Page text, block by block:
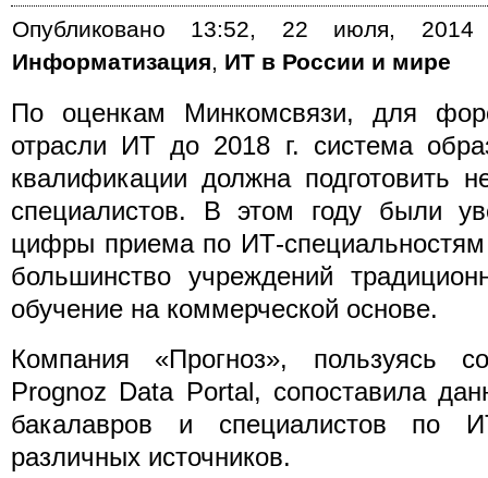
Опубликовано
13:52, 22 июля, 2014
Информатизация, ИТ в России и мире
По оценкам Минкомсвязи, для
отрасли ИТ до 2018 г. система
квалификации должна подготовить
специалистов. В этом году были
цифры приема по ИТ-специальностям
большинство учреждений
обучение на коммерческой основе.
Компания «Прогноз», пользуясь
Prognoz Data Portal, сопоставила
бакалавров и специалистов по
различных источников.